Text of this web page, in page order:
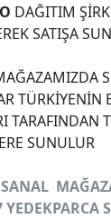
DAĞITIM
SATIŞA
TÜRKİYENİN
TARAFINDAN
SUNULUR
YEDEKPARCA